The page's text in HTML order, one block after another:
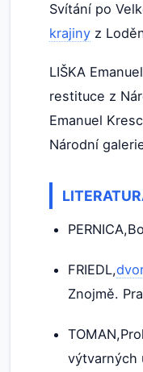
Svítání po
krajiny z
LIŠKA
restituce z
Emanuel
Národní
FRIEDL,
Znojmě.
výtvarných